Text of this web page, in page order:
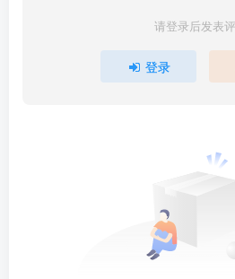
请登录后发表
登录